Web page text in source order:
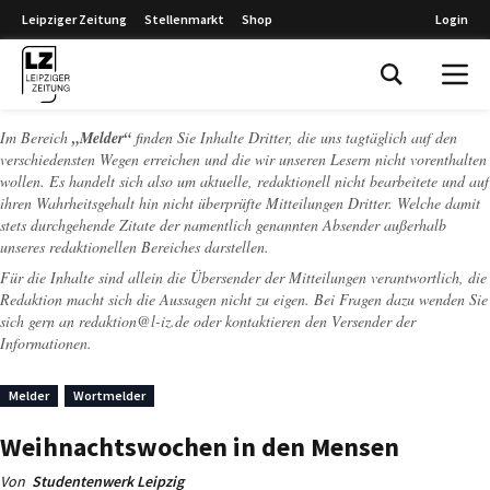
Leipziger Zeitung Stellenmarkt Shop Login
Im Bereich „Melder“ finden Sie Inhalte Dritter, die uns tagtäglich auf den
verschiedensten Wegen erreichen und die wir unseren Lesern nicht vorenthalten
wollen. Es handelt sich also um aktuelle, redaktionell nicht bearbeitete und auf
ihren Wahrheitsgehalt hin nicht überprüfte Mitteilungen Dritter. Welche damit
stets durchgehende Zitate der namentlich genannten Absender außerhalb
unseres redaktionellen Bereiches darstellen.
Für die Inhalte sind allein die Übersender der Mitteilungen verantwortlich, die
Redaktion macht sich die Aussagen nicht zu eigen. Bei Fragen dazu wenden Sie
sich gern an redaktion@l-iz.de oder kontaktieren den Versender der
Informationen.
Melder Wortmelder
Weihnachtswochen in den Mensen
Von Studentenwerk Leipzig